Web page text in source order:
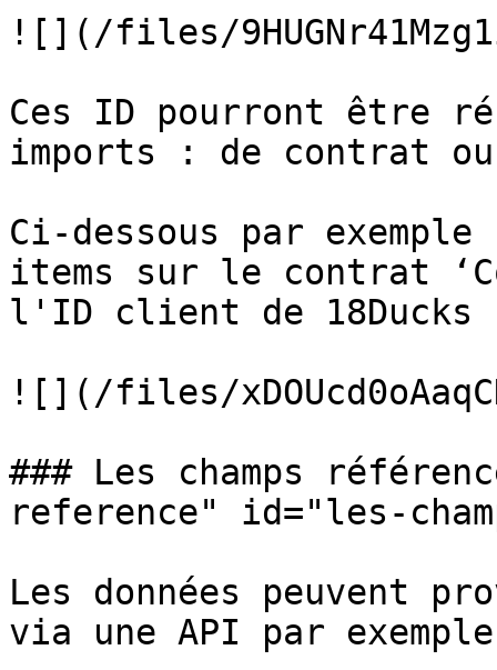
![](/files/
Ces ID pourront être
imports : de contrat
Ci-dessous par
items sur le contrat
l'ID client de
![](/files/
### Les champs
reference" id="les-
Les données peuvent
via une API par